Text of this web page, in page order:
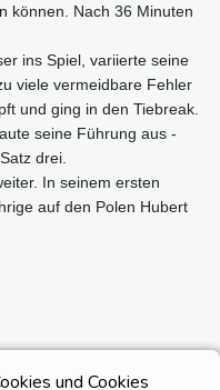
und Cookies
können. Nach 36 Minuten
ins Spiel, variierte seine
viele vermeidbare Fehler
und ging in den Tiebreak.
seine Führung aus -
drei.
In seinem ersten
auf den Polen Hubert